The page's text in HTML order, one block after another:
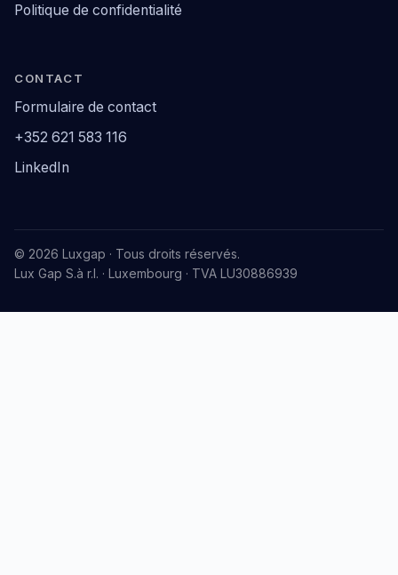
Politique de confidentialité
CONTACT
Formulaire de contact
+352 621 583 116
LinkedIn
© 2026 Luxgap · Tous droits réservés.
Lux Gap S.à r.l. · Luxembourg · TVA LU30886939